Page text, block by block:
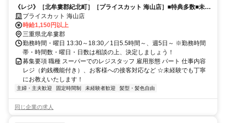
《レジ》［北牟婁郡紀北町］［プライスカット 海山店］■特典多数■未経
験者大歓迎■
プライスカット 海山店
時給1,150円以上
三重県北牟婁郡
勤務時間・曜日 13:30～18:30／1日5.5時間～、週5日～ ※勤務時間
帯・時間数・曜日・日数は相談の上、決定しましょう！
募集要項 職種 スーパーでのレジスタッフ 雇用形態 パート 仕事内容
レジ（釣銭機能付き）、お客様への接客対応など ☆未経験でも丁寧
にお教えいたします！
主婦・主夫歓迎 固定時間制 未経験者歓迎 髪型・髪色自由
同じ企業の求人